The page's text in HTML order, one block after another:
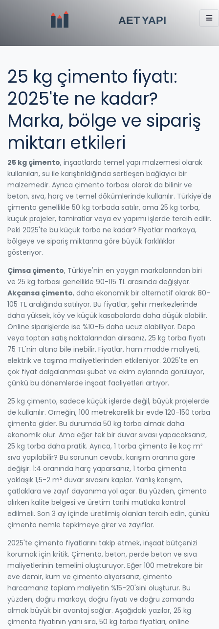
25 kg çimento fiyatı:
2025'te ne kadar?
Marka, bölge ve sipariş
miktarı etkileri
25 kg çimento, inşaatlarda temel yapı malzemesi olarak
kullanılan, su ile karıştırıldığında sertleşen bağlayıcı bir
malzemedir. Ayrıca çimento torbası olarak da bilinir ve
beton, sıva, harç ve temel dökümlerinde kullanılır. Türkiye'de
çimento genellikle 50 kg torbada satılır, ama 25 kg torba,
küçük projeler, tamiratlar veya ev yapımı işlerde tercih edilir.
Peki 2025'te bu küçük torba ne kadar? Fiyatlar markaya,
bölgeye ve sipariş miktarına göre büyük farklılıklar
gösteriyor.
Çimsa çimento, Türkiye'nin en yaygın markalarından biri
ve 25 kg torbası genellikle 90-115 TL arasında değişiyor.
Akçansa çimento, daha ekonomik bir alternatif olarak 80-
105 TL aralığında satılıyor. Bu fiyatlar, şehir merkezlerinde
daha yüksek, köy ve küçük kasabalarda daha düşük olabilir.
Online siparişlerde ise %10-15 daha ucuz olabiliyor. Depo
veya toptan satış noktalarından alırsanız, 25 kg torba fiyatı
75 TL'nin altına bile inebilir. Fiyatlar, ham madde maliyeti,
elektrik ve taşıma maliyetlerinden etkileniyor. 2025'te en
çok fiyat dalgalanması şubat ve ekim aylarında görülüyor,
çünkü bu dönemlerde inşaat faaliyetleri artıyor.
25 kg çimento, sadece küçük işlerde değil, büyük projelerde
de kullanılır. Örneğin, 100 metrekarelik bir evde 120-150 torba
çimento gider. Bu durumda 50 kg torba almak daha
ekonomik olur. Ama eğer tek bir duvar sıvası yapacaksanız,
25 kg torba daha pratik. Ayrıca, 1 torba çimento ile kaç m²
sıva yapılabilir? Bu sorunun cevabı, karışım oranına göre
değişir. 1:4 oranında harç yaparsanız, 1 torba çimento
yaklaşık 1,5-2 m² duvar sıvasını kaplar. Yanlış karışım,
çatlaklara ve zayıf dayanıma yol açar. Bu yüzden, çimento
alırken kalite belgesi ve üretim tarihi mutlaka kontrol
edilmeli. Son 3 ay içinde üretilmiş olanları tercih edin, çünkü
çimento nemle tepkimeye girer ve zayıflar.
2025'te çimento fiyatlarını takip etmek, inşaat bütçenizi
korumak için kritik. Çimento, beton, perde beton ve sıva
maliyetlerinin temelini oluşturuyor. Eğer 100 metrekare bir
eve demir, kum ve çimento alıyorsanız, çimento
harcamanız toplam maliyetin %15-20'sini oluşturur. Bu
yüzden, doğru markayı, doğru fiyatı ve doğru zamanda
almak büyük bir avantaj sağlar. Aşağıdaki yazılar, 25 kg
çimento fiyatının yanı sıra, 50 kg torba fiyatları, online